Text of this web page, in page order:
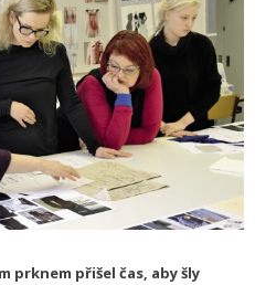
prknem přišel čas, aby šly